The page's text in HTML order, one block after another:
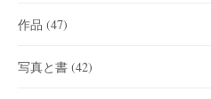
作品 (47)
写真と書 (42)